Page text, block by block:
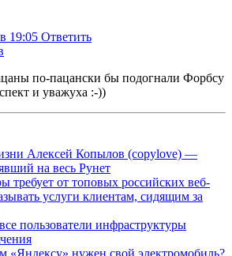
19:05 Ответить
по-пацански бы подогнали Форбсу
и уважуха :-))
Алексей Копылов (copylove) —
на весь Рунет
требует от топовых российских веб-
услуги клиентам, сидящим за
пользователи инфраструктуры